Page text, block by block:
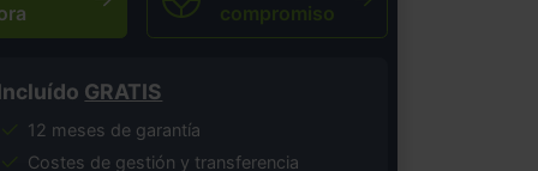
compromiso
GRATIS
12 meses de garantía
Costes de gestión y transferencia